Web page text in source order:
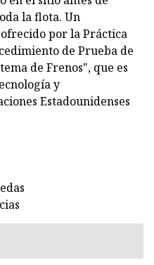
la flota. Un
por la Práctica
de Prueba de
de Frenos", que es
y
Estadounidenses